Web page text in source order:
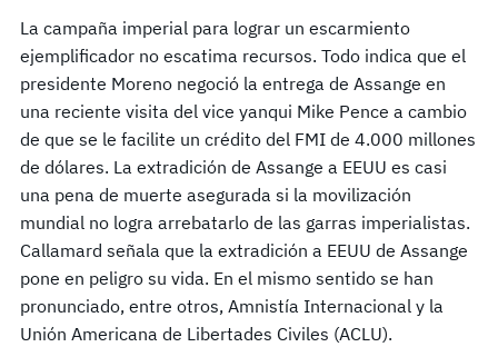
La campaña imperial para lograr un escarmiento
ejemplificador no escatima recursos. Todo indica que el
presidente Moreno negoció la entrega de Assange en
una reciente visita del vice yanqui Mike Pence a cambio
de que se le facilite un crédito del FMI de 4.000 millones
de dólares. La extradición de Assange a EEUU es casi
una pena de muerte asegurada si la movilización
mundial no logra arrebatarlo de las garras imperialistas.
Callamard señala que la extradición a EEUU de Assange
pone en peligro su vida. En el mismo sentido se han
pronunciado, entre otros, Amnistía Internacional y la
Unión Americana de Libertades Civiles (ACLU).